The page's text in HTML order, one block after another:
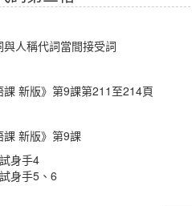
人稱代詞當間接受詞
課 新版》第9課第211至214頁
課 新版》第9課
身手4
身手5、6